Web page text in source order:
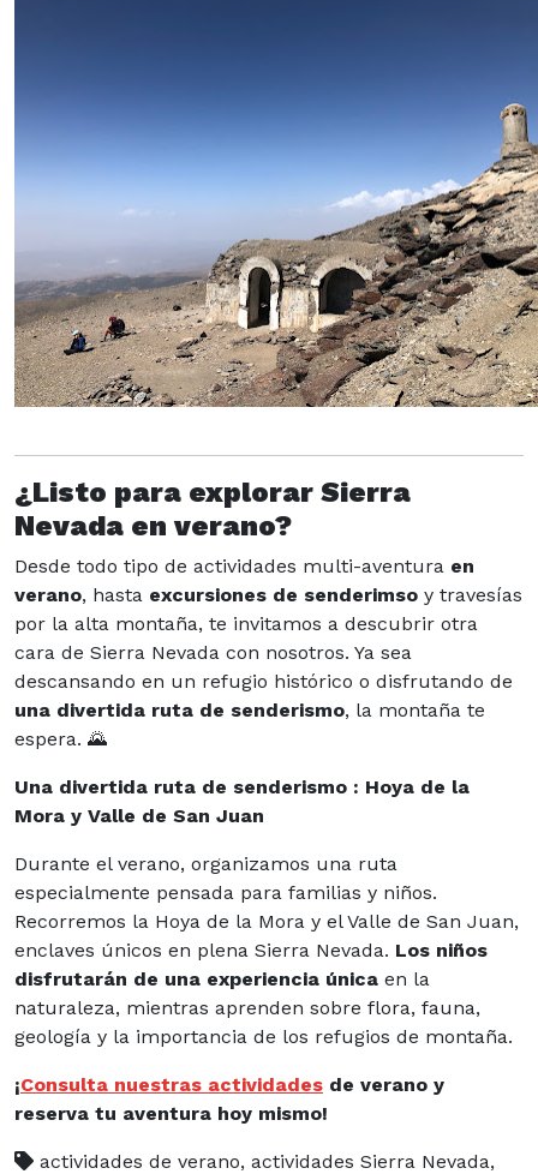
¿Listo para explorar Sierra
Nevada en verano?
Desde todo tipo de actividades multi-aventura en
verano, hasta excursiones de senderimso y travesías
por la alta montaña, te invitamos a descubrir otra
cara de Sierra Nevada con nosotros. Ya sea
descansando en un refugio histórico o disfrutando de
una divertida ruta de senderismo, la montaña te
espera. 🌄
Una divertida ruta de senderismo : Hoya de la
Mora y Valle de San Juan
Durante el verano, organizamos una ruta
especialmente pensada para familias y niños.
Recorremos la Hoya de la Mora y el Valle de San Juan,
enclaves únicos en plena Sierra Nevada. Los niños
disfrutarán de una experiencia única en la
naturaleza, mientras aprenden sobre flora, fauna,
geología y la importancia de los refugios de montaña.
¡Consulta nuestras actividades de verano y
reserva tu aventura hoy mismo!
actividades de verano, actividades Sierra Nevada,